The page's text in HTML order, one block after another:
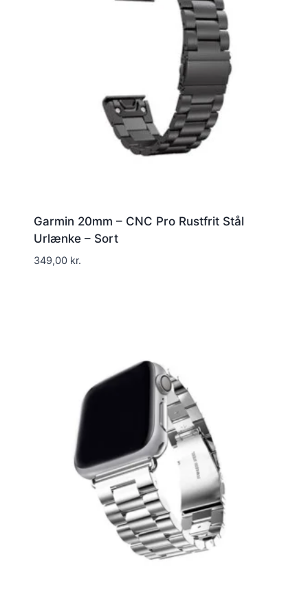
Garmin 20mm – CNC Pro Rustfrit Stål
Urlænke – Sort
349,00 kr.